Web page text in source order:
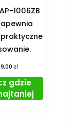
1006ZB
zł
gdzie